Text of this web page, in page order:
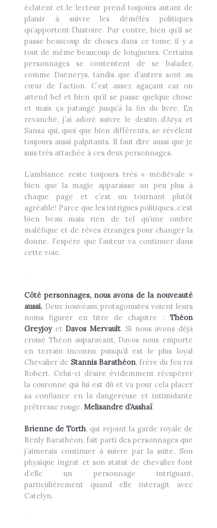
éclatent et le lecteur prend toujours autant de
plaisir à suivre les démêlés politiques
qu’apportent l’histoire. Par contre, bien qu’il se
passe beaucoup de choses dans ce tome, il y a
tout de même beaucoup de longueurs. Certains
personnages se contentent de se balader,
comme Daenerys, tandis que d’autres sont au
cœur de l’action. C’est assez agaçant car on
attend bel et bien qu’il se passe quelque chose
et mais ça patauge jusqu’à la fin du livre. En
revanche, j’ai adoré suivre le destin d’Arya et
Sansa qui, quoi que bien différents, se révèlent
toujours aussi palpitants. Il faut dire aussi que je
suis très attachée à ces deux personnages.
L’ambiance reste toujours très « médiévale »
bien que la magie apparaisse un peu plus à
chaque page et c’est un tournant plutôt
agréable! Parce que les intrigues politiques, c’est
bien beau mais rien de tel qu’une ombre
maléfique et de rêves étranges pour changer la
donne. J’espère que l’auteur va continuer dans
cette voie.
.
Côté personnages, nous avons de la nouveauté
aussi. Deux nouveaux protagonistes voient leurs
noms figurer en titre de chapitre : Théon
Greyjoyet Davos Mervault. Si nous avons déjà
croisé Théon auparavant, Davos nous emporte
en terrain inconnu puisqu’il est le plus loyal
Chevalier de Stannis Barathéon, frère du feu roi
Robert. Celui-ci désire évidemment récupérer
la couronne qui lui est dû et va pour cela placer
sa confiance en la dangereuse et intimidante
prêtresse rouge, Melisandre d’Asshaï.
Brienne de Torth, qui rejoint la garde royale de
Renly Barathéon, fait parti des personnages que
j’aimerais continuer à suivre par la suite. Son
physique ingrat et son statut de chevalier font
d’elle un personnage intriguant,
particulièrement quand elle interagit avec
Catelyn.
.